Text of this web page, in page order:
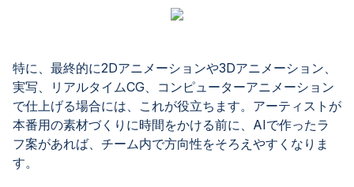
特に、最終的に2Dアニメーションや3Dアニメーション、
実写、リアルタイムCG、コンピューターアニメーション
で仕上げる場合には、これが役立ちます。アーティストが
本番用の素材づくりに時間をかける前に、AIで作ったラ
フ案があれば、チーム内で方向性をそろえやすくなりま
す。